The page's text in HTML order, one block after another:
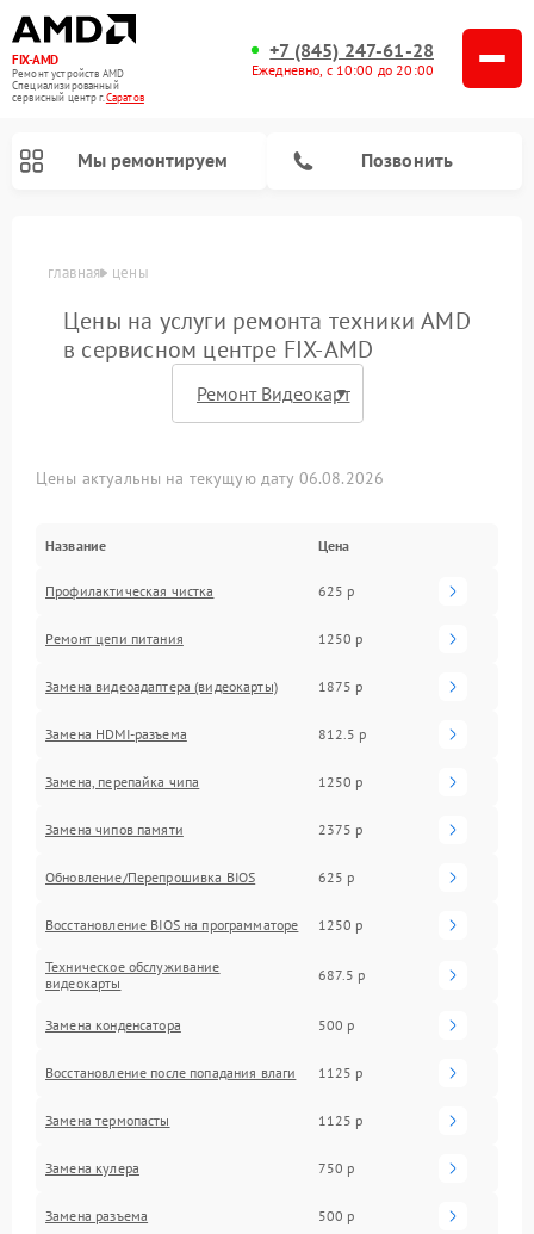
FIX-AMD
Ремонт устройств AMD
Специализированный
cервисный центр г.Саратов
+7 (845) 247-61-28
Ежедневно, с 10:00 до 20:00
Мы ремонтируем Позвонить
главная цены
Цены на услуги ремонта техники AMD
в сервисном центре FIX-AMD
Цены актуальны на текущую дату 06.08.2026
Название Цена
Профилактическая чистка 625 р
Ремонт цепи питания 1250 р
Замена видеоадаптера (видеокарты) 1875 р
Замена HDMI-разъема 812.5 р
Замена, перепайка чипа 1250 р
Замена чипов памяти 2375 р
Обновление/Перепрошивка BIOS 625 р
Восстановление BIOS на программаторе 1250 р
Техническое обслуживание
видеокарты
687.5 р
Замена конденсатора 500 р
Восстановление после попадания влаги 1125 р
Замена термопасты 1125 р
Замена кулера 750 р
Замена разъема 500 р